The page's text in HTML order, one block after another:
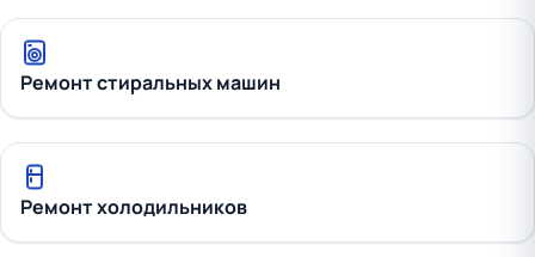
Ремонт стиральных машин
Ремонт холодильников